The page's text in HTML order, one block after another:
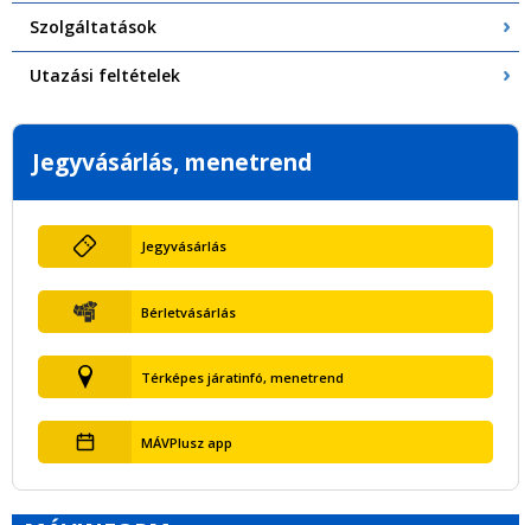
Szolgáltatások
Utazási feltételek
Jegyvásárlás, menetrend
Jegyvásárlás
Bérletvásárlás
Térképes járatinfó, menetrend
MÁVPlusz app